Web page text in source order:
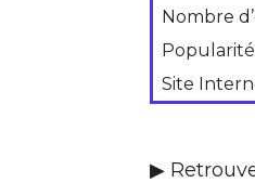
Nombre
Popularité
Site
▶